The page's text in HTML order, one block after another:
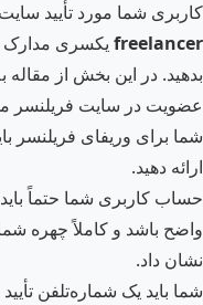
کاربری شما مورد تأیید
freelancer یکسری مدارک
بدهید. در این بخش از
عضویت در سایت فریلنسر
شما برای وریفای فریلنسر
ارائه دهید.
حساب کاربری شما حتماً
واضح باشد و کاملاً چهره شما
نشان داد.
شما باید یک شماره‌تلفن